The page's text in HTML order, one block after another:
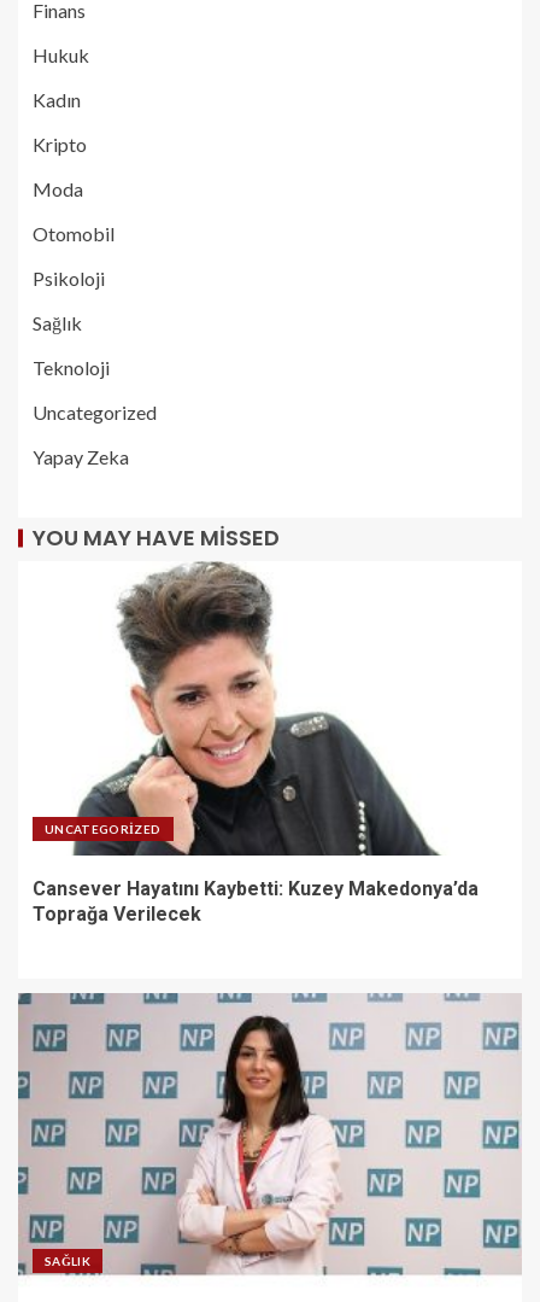
Finans
Hukuk
Kadın
Kripto
Moda
Otomobil
Psikoloji
Sağlık
Teknoloji
Uncategorized
Yapay Zeka
YOU MAY HAVE MISSED
UNCATEGORIZED
Cansever Hayatını Kaybetti: Kuzey Makedonya’da
Toprağa Verilecek
SAĞLIK